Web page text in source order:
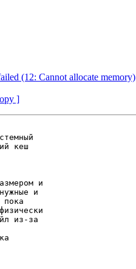
(12: Cannot allocate memory)
]
кеш
и
и
пока
из-за